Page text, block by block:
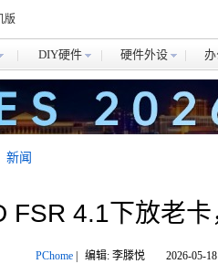
版
DIY硬件 硬件外设
新闻
FSR 4.1下放老
PChome| 编辑: 李滕悦 2026-05-